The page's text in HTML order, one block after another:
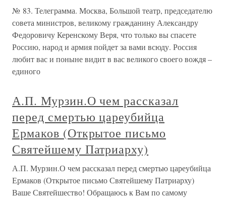
№ 83. Телеграмма. Москва, Большой театр, председателю
совета министров, великому гражданину Александру
Федоровичу Керенскому Веря, что только вы спасете
Россию, народ и армия пойдет за вами всюду. Россия
любит вас и поныне видит в вас великого своего вождя –
единого
А.П. Мурзин.О чем рассказал
перед смертью цареубийца
Ермаков (Открытое письмо
Святейшему Патриарху)
А.П. Мурзин.О чем рассказал перед смертью цареубийца
Ермаков (Открытое письмо Святейшему Патриарху)
Ваше Святейшество! Обращаюсь к Вам по самому